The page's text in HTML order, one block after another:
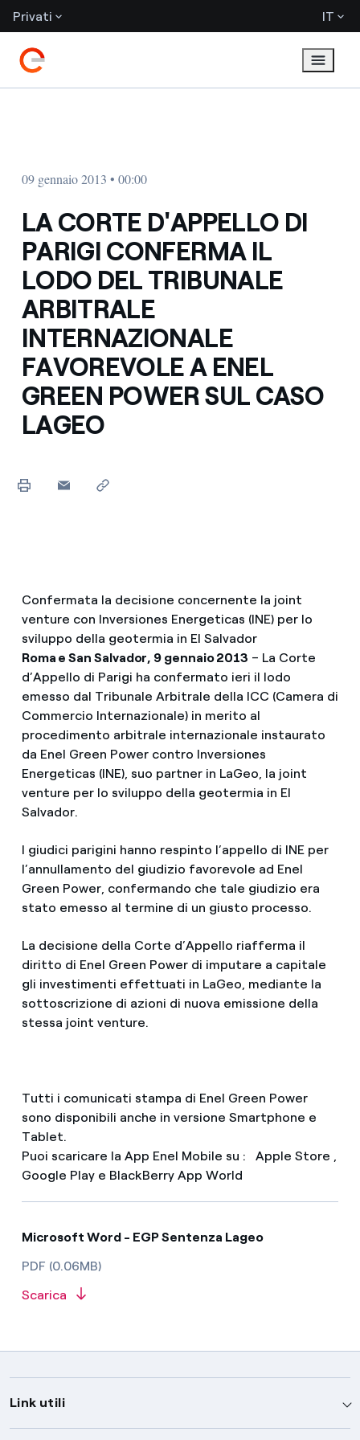
Privati IT
09 gennaio 2013 • 00:00
LA CORTE D'APPELLO DI
PARIGI CONFERMA IL
LODO DEL TRIBUNALE
ARBITRALE
INTERNAZIONALE
FAVOREVOLE A ENEL
GREEN POWER SUL CASO
LAGEO
Confermata la decisione concernente la joint
venture con Inversiones Energeticas (INE) per lo
sviluppo della geotermia in El Salvador
Roma e San Salvador, 9 gennaio 2013 – La Corte
d’Appello di Parigi ha confermato ieri il lodo
emesso dal Tribunale Arbitrale della ICC (Camera di
Commercio Internazionale) in merito al
procedimento arbitrale internazionale instaurato
da Enel Green Power contro Inversiones
Energeticas (INE), suo partner in LaGeo, la joint
venture per lo sviluppo della geotermia in El
Salvador.
I giudici parigini hanno respinto l’appello di INE per
l’annullamento del giudizio favorevole ad Enel
Green Power, confermando che tale giudizio era
stato emesso al termine di un giusto processo.
La decisione della Corte d’Appello riafferma il
diritto di Enel Green Power di imputare a capitale
gli investimenti effettuati in LaGeo, mediante la
sottoscrizione di azioni di nuova emissione della
stessa joint venture.
Tutti i comunicati stampa di Enel Green Power
sono disponibili anche in versione Smartphone e
Tablet.
Puoi scaricare la App Enel Mobile su : Apple Store ,
Google Play e BlackBerry App World
Microsoft Word - EGP Sentenza Lageo
PDF (0.06MB)
Scarica
Link utili